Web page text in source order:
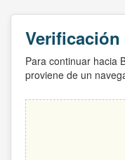
Verificación
Para continuar hacia
proviene de un